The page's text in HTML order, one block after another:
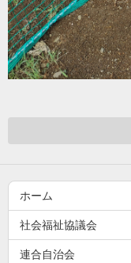
ホーム
社会福祉協議会
連合自治会